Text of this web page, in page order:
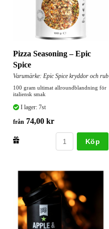
Pizza Seasoning – Epic
Spice
Varumärke: Epic Spice kryddor och rub
100 gram ultimat allroundblandning för
italiensk smak
I lager: 7st
från 74,00 kr
Köp